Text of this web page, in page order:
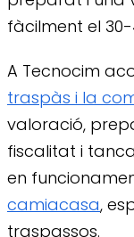
fàcilment el
A Tecnocim
traspàs i la
valoració,
fiscalitat i
en
camiacasa,
traspassos.